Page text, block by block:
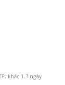
khác 1-3 ngày